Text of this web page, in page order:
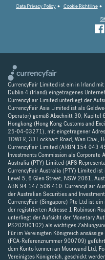
Data Privacy Policy
Cookie Richtiline
CurrencyFair Limited ist ein in Irland
Dublin 4 (Irland) eingetragenes
CurrencyFair Limited unterliegt der
CurrencyFair Asia Limited ist als
Operator) gemäß Abschnitt 30, Kapitel
Hongkong (Hong Kong Customs and
25-04-03271), mit eingetragener
TOWER, 33 Lockhart Road, Wan Chai,
CurrencyFair Limited (ARBN 154 043
Investments Commission als Corporate
Australia (PTY) Limited (AFS
CurrencyFair Australia (PTY) Limited
Level 5, 6 Glen Street, NSW 2061,
ABN 94 147 506 410. CurrencyFair
der Australian Securities and
CurrencyFair (Singapore) Pte Ltd ist
der registrierten Adresse 1 Robinson
unterliegt der Aufsicht der Monetary
PS20200102) als wichtiges
Für im Vereinigten Königreich
(FCA-Referenznummer 900709)
dem Konto können an Moorwand Ltd,
Vereinigtes Königreich, geschickt